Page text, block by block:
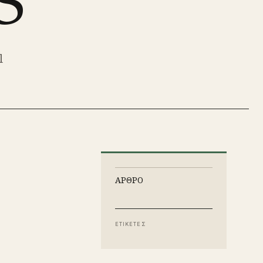
ΑΡΘΡΟ
ΕΤΙΚΕΤΕΣ